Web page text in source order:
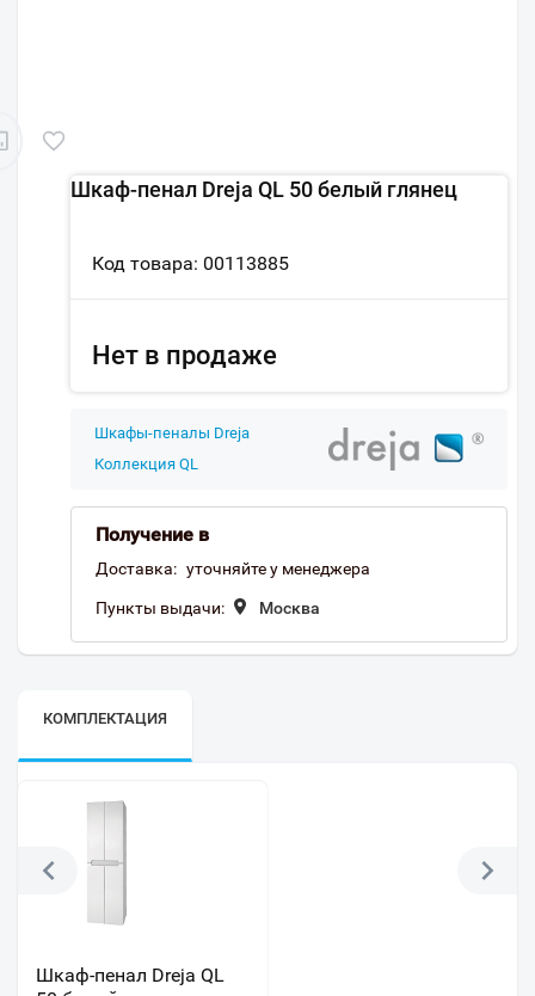
Шкаф-пенал Dreja QL 50 белый глянец
Код товара: 00113885
Нет в продаже
Шкафы-пеналы Dreja
Коллекция QL
Получение в
Доставка: уточняйте у менеджера
Пункты выдачи: Москва
КОМПЛЕКТАЦИЯ
Шкаф-пенал Dreja QL